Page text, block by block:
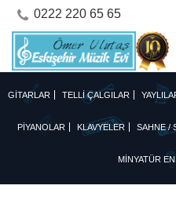
0222 220 65 65
GİTARLAR TELLİ ÇALGILAR
PİYANOLAR KLAVYELER SAHNE /
MİNYATÜR